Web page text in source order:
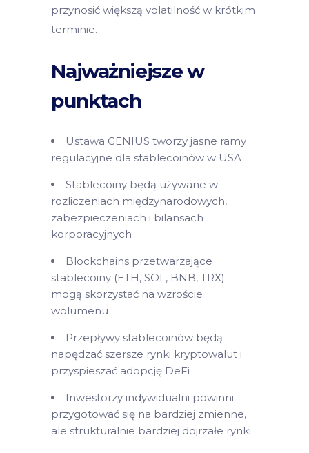
przynosić większą volatilność w krótkim
terminie.
Najważniejsze w
punktach
Ustawa GENIUS tworzy jasne ramy
regulacyjne dla stablecoinów w USA
Stablecoiny będą używane w
rozliczeniach międzynarodowych,
zabezpieczeniach i bilansach
korporacyjnych
Blockchains przetwarzające
stablecoiny (ETH, SOL, BNB, TRX)
mogą skorzystać na wzroście
wolumenu
Przepływy stablecoinów będą
napędzać szersze rynki kryptowalut i
przyspieszać adopcję DeFi
Inwestorzy indywidualni powinni
przygotować się na bardziej zmienne,
ale strukturalnie bardziej dojrzałe rynki